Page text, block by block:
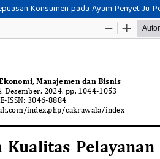
Konsumen pada Ayam Penyet Ju-